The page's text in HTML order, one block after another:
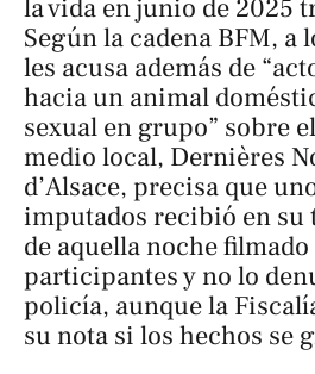
la vida en junio de 2025
Según la cadena BFM, a
les acusa además de
hacia un animal
sexual en grupo” sobre
medio local, Dernières
d’Alsace, precisa que
imputados recibió en su
de aquella noche
participantes y no lo
policía, aunque la
su nota si los hechos se